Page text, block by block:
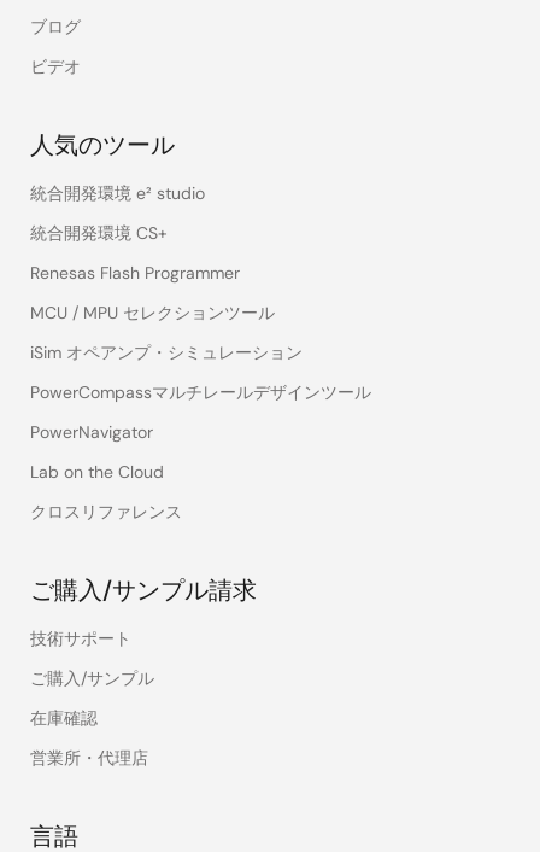
ブログ
ビデオ
人気のツール
統合開発環境 e² studio
統合開発環境 CS+
Renesas Flash Programmer
MCU / MPU セレクションツール
iSim オペアンプ・シミュレーション
PowerCompassマルチレールデザインツール
PowerNavigator
Lab on the Cloud
クロスリファレンス
ご購入/サンプル請求
技術サポート
ご購入/サンプル
在庫確認
営業所・代理店
言語